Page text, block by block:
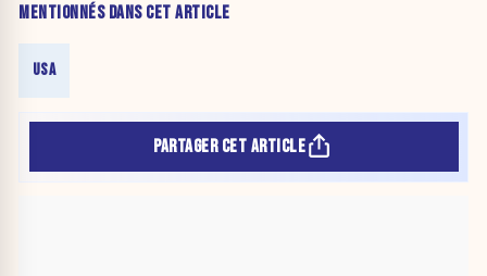
MENTIONNÉS DANS CET ARTICLE
USA
PARTAGER CET ARTICLE